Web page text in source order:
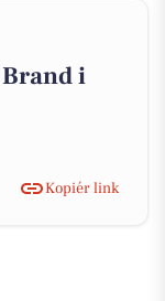
i
Kopiér link